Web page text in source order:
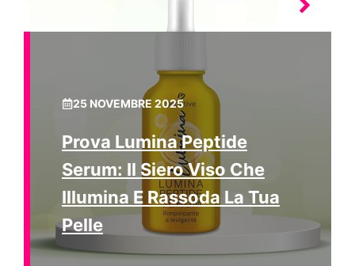
25 NOVEMBRE 2025
Prova Lumina Peptide
Serum: Il Siero Viso Che
Illumina E Rassoda La Tua
Pelle